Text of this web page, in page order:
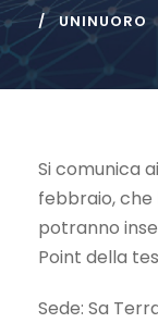
UNINUORO
Si comunica
febbraio, che
potranno
Point della
Sede: Sa